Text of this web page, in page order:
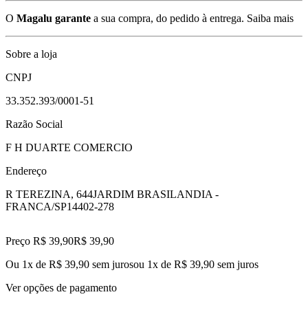
O Magalu garante a sua compra, do pedido à entrega. Saiba mais
Sobre a loja
CNPJ
33.352.393/0001-51
Razão Social
F H DUARTE COMERCIO
Endereço
R TEREZINA, 644JARDIM BRASILANDIA -
FRANCA/SP14402-278
Preço R$ 39,90R$ 39,90
Ou 1x de R$ 39,90 sem jurosou 1x de R$ 39,90 sem juros
Ver opções de pagamento